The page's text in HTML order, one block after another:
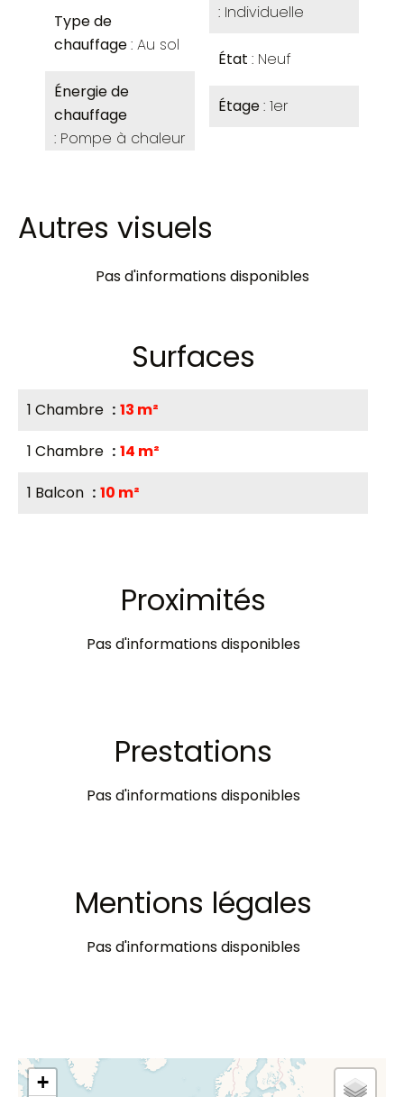
Type de
chauffage Au sol
Énergie de
chauffage
Pompe à chaleur
Individuelle
État Neuf
Étage 1er
Autres visuels
Pas d'informations disponibles
Surfaces
1 Chambre
13 m²
1 Chambre
14 m²
1 Balcon
10 m²
Proximités
Pas d'informations disponibles
Prestations
Pas d'informations disponibles
Mentions légales
Pas d'informations disponibles
+